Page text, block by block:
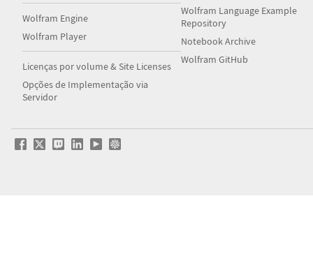
Wolfram Engine
Wolfram Player
Licenças por volume & Site Licenses
Opções de Implementação via
Servidor
Wolfram Language Example
Repository
Notebook Archive
Wolfram GitHub